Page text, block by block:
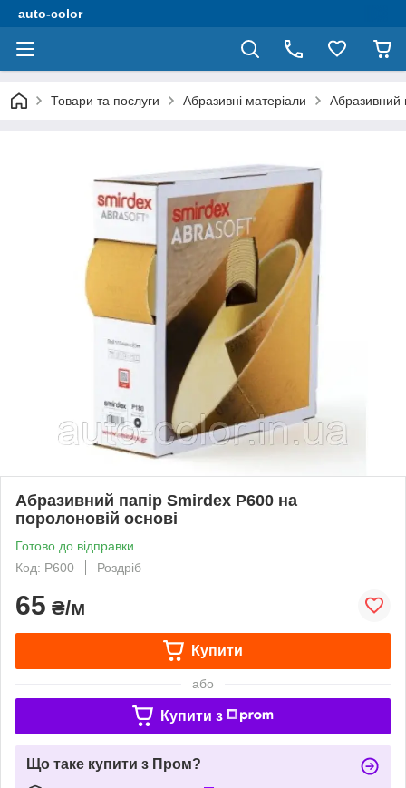
auto-color
Товари та послуги Абразивні матеріали Абразивний
Абразивний папір Smirdex P600 на
поролоновій основі
Готово до відправки
Код: Р600
Роздріб
65 ₴/м
Купити
або
Купити з
Що таке купити з Пром?